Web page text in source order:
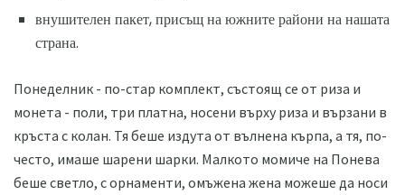
внушителен пакет, присъщ на южните райони на нашата
страна.
Понеделник - по-стар комплект, състоящ се от риза и
монета - поли, три платна, носени върху риза и вързани в
кръста с колан. Тя беше издута от вълнена кърпа, а тя, по-
често, имаше шарени шарки. Малкото момиче на Понева
беше светло, с орнаменти, омъжена жена можеше да носи